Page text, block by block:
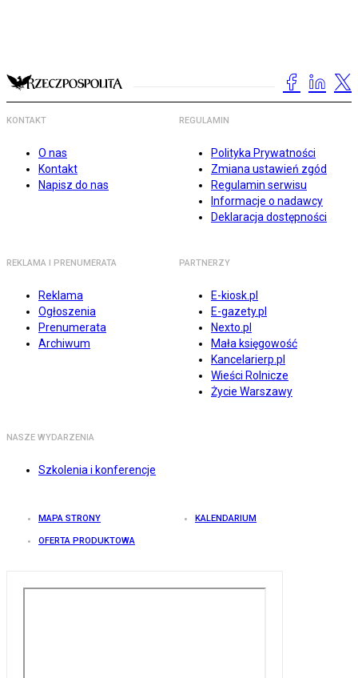
KONTAKT
O nas
Kontakt
Napisz do nas
REGULAMIN
Polityka Prywatności
Zmiana ustawień zgód
Regulamin serwisu
Informacje o nadawcy
Deklaracja dostępności
REKLAMA I PRENUMERATA
Reklama
Ogłoszenia
Prenumerata
Archiwum
PARTNERZY
E-kiosk.pl
E-gazety.pl
Nexto.pl
Mała księgowość
Kancelarierp.pl
Wieści Rolnicze
Życie Warszawy
NASZE WYDARZENIA
Szkolenia i konferencje
MAPA STRONY KALENDARIUM
OFERTA PRODUKTOWA